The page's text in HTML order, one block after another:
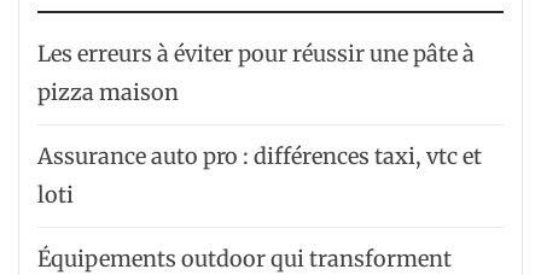
Les erreurs à éviter pour réussir une pâte à
pizza maison
Assurance auto pro : différences taxi, vtc et
loti
Équipements outdoor qui transforment